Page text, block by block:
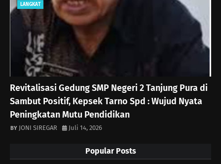
LANGKAT
Revitalisasi Gedung SMP Negeri 2 Tanjung Pura di
Sambut Positif, Kepsek Tarno Spd : Wujud Nyata
Peningkatan Mutu Pendidikan
JONI SIREGAR Juli 14, 2026
Popular Posts